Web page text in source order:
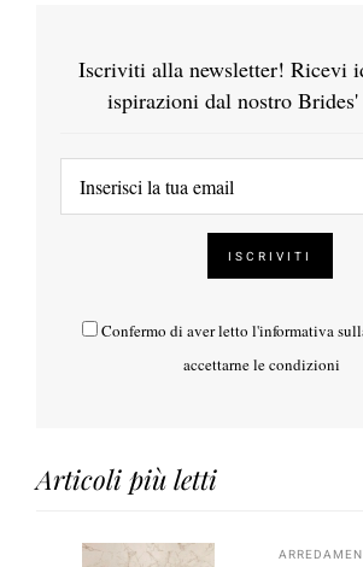
Iscriviti alla newsletter! Ricevi
ispirazioni dal nostro
Confermo di aver letto l'informativa
accettarne le condizioni
Articoli più letti